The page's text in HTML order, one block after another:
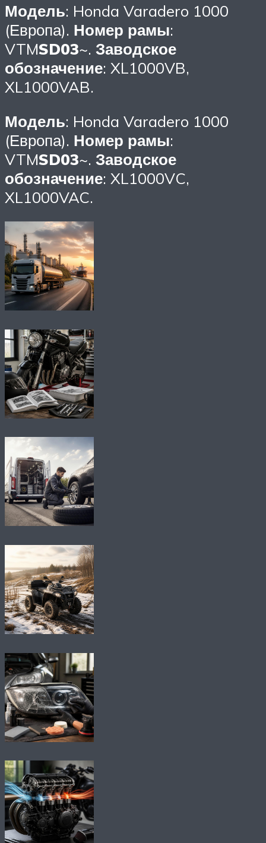
Модель: Honda Varadero 1000
(Европа). Номер рамы:
VTMSD03~. Заводское
обозначение: XL1000VB,
XL1000VAB.
Модель: Honda Varadero 1000
(Европа). Номер рамы:
VTMSD03~. Заводское
обозначение: XL1000VC,
XL1000VAC.